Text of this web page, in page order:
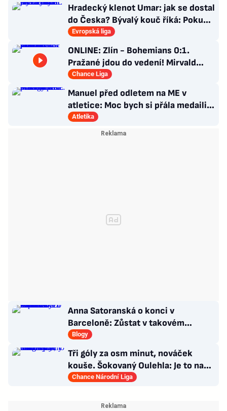
Hradecký klenot Umar: jak se dostal
do Česka? Bývalý kouč říká: Pokud
nezblbne...
Evropská liga
ONLINE: Zlín - Bohemians 0:1.
Pražané jdou do vedení! Mirvald
zaznamenal první trefu v lize
Chance Liga
Manuel před odletem na ME v
atletice: Moc bych si přála medaili.
Prozradila strategii
Atletika
Anna Satoranská o konci v
Barceloně: Zůstat v takovém
chaosu bych svému muži nepřála
Blogy
Tři góly za osm minut, nováček
kouše. Šokovaný Oulehla: Je to na
ho*no, řešíme posily
Chance Národní Liga